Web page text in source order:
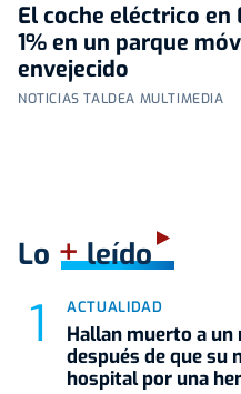
El coche eléctrico
1% en un parque
envejecido
NOTICIAS TALDEA MULTIMEDIA
Lo +leído
ACTUALIDAD
Hallan muerto a un
después de que su
hospital por una